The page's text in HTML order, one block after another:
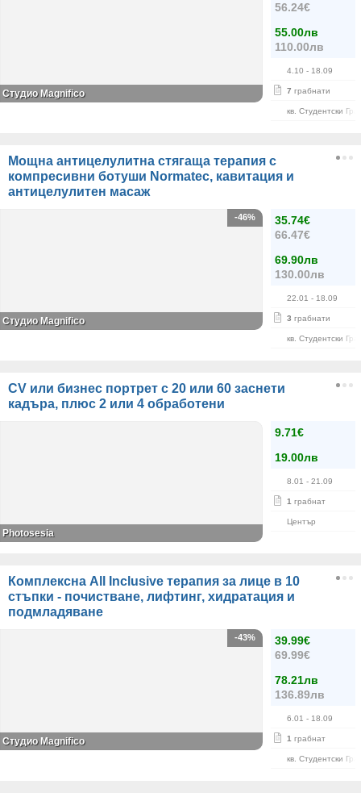
56.24€
55.00лв
110.00лв
4.10 - 18.09
7 грабнати
кв. Студентски
Студио Magnifico
Мощна антицелулитна стягаща терапия с
компресивни ботуши Normatec, кавитация и
антицелулитен масаж
35.74€
66.47€
69.90лв
130.00лв
22.01 - 18.09
3 грабнати
кв. Студентски
-46%
Студио Magnifico
CV или бизнес портрет с 20 или 60 заснети
кадъра, плюс 2 или 4 обработени
9.71€
19.00лв
8.01 - 21.09
1 грабнат
Център
Photosesia
Комплексна All Inclusive терапия за лице в 10
стъпки - почистване, лифтинг, хидратация и
подмладяване
39.99€
69.99€
78.21лв
136.89лв
6.01 - 18.09
1 грабнат
кв. Студентски
-43%
Студио Magnifico